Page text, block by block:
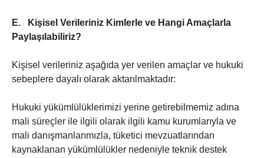
E.
Kişisel Verileriniz Kimlerle ve Hangi Amaçlarla
Paylaşılabiliriz?
Kişisel verileriniz aşağıda yer verilen amaçlar ve hukuki
sebeplere dayalı olarak aktarılmaktadır:
Hukuki yükümlülüklerimizi yerine getirebilmemiz adına
mali süreçler ile ilgili olarak ilgili kamu kurumlarıyla ve
mali danışmanlarımızla, tüketici mevzuatlarından
kaynaklanan yükümlülükler nedeniyle teknik destek